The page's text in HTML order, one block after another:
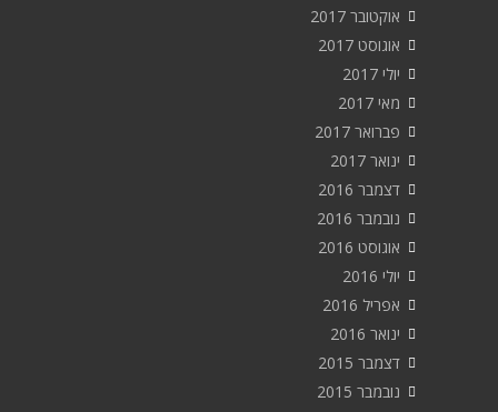
אוקטובר 2017
אוגוסט 2017
יולי 2017
מאי 2017
פברואר 2017
ינואר 2017
דצמבר 2016
נובמבר 2016
אוגוסט 2016
יולי 2016
אפריל 2016
ינואר 2016
דצמבר 2015
נובמבר 2015